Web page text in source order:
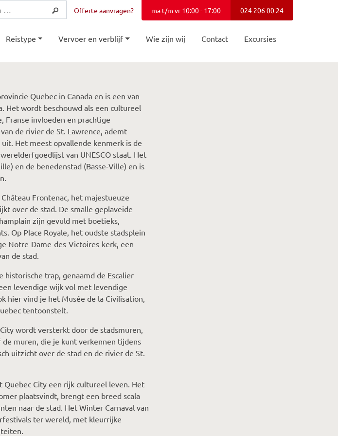
Offerte aanvragen? ma t/m vr 10:00 - 17:00 024 206 00 24
Reistype Vervoer en verblijf Wie zijn wij Contact Excursies
Quebec in Canada en is een van
Het wordt beschouwd als een cultureel
Franse invloeden en prachtige
de rivier de St. Lawrence, ademt
Het meest opvallende kenmerk is de
van UNESCO staat. Het
en de benedenstad (Basse-Ville) en is
Frontenac, het majestueuze
over de stad. De smalle geplaveide
zijn gevuld met boetieks,
Op Place Royale, het oudste stadsplein
Notre-Dame-des-Victoires-kerk, een
de stad.
historische trap, genaamd de Escalier
levendige wijk vol met levendige
hier vind je het Musée de la Civilisation,
tentoonstelt.
wordt versterkt door de stadsmuren,
muren, die je kunt verkennen tijdens
uitzicht over de stad en de rivier de St.
City een rijk cultureel leven. Het
plaatsvindt, brengt een breed scala
naar de stad. Het Winter Carnaval van
ter wereld, met kleurrijke